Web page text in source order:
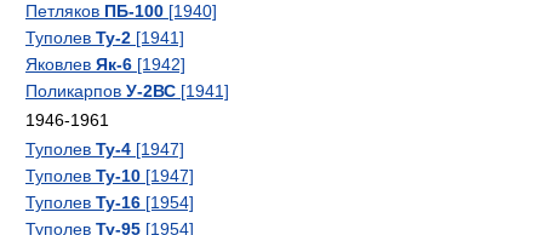
Петляков ПБ-100 [1940]
Туполев Ту-2 [1941]
Яковлев Як-6 [1942]
Поликарпов У-2ВС [1941]
1946-1961
Туполев Ту-4 [1947]
Туполев Ту-10 [1947]
Туполев Ту-16 [1954]
Туполев Ту-95 [1954]